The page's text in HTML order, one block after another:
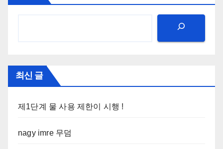
최신 글
제1단계 물 사용 제한이 시행 !
nagy imre 무덤